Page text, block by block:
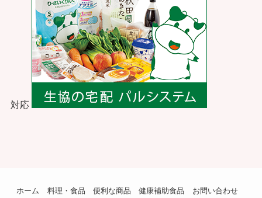
対応
ホーム 料理・食品 便利な商品 健康補助食品 お問い合わせ